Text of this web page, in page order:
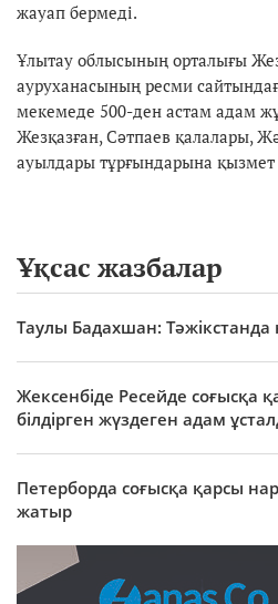
жауап бермеді.
Ұлытау облысының орталығы
ауруханасының ресми
мекемеде 500-ден астам адам
Жезқазған, Сәтпаев қалалары,
ауылдары тұрғындарына қызмет
Ұқсас жазбалар
Таулы Бадахшан:
Жексенбіде Ресейде соғысқа
білдірген жүздеген адам
Петерборда соғысқа қарсы
жатыр